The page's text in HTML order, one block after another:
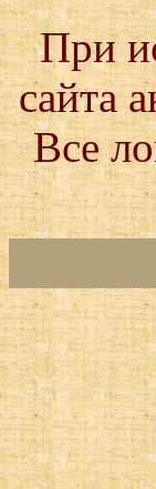
При
сайта
Все